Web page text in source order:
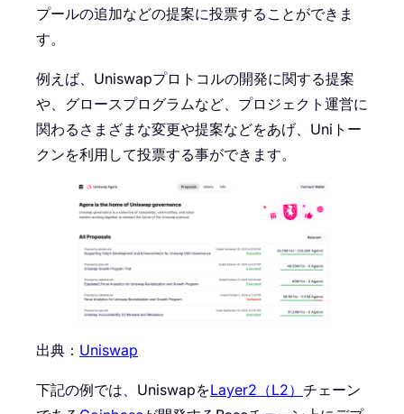
プールの追加などの提案に投票することができま
す。
例えば、Uniswapプロトコルの開発に関する提案
や、グロースプログラムなど、プロジェクト運営に
関わるさまざまな変更や提案などをあげ、Uniトー
クンを利用して投票する事ができます。
出典： Uniswap
下記の例では、UniswapをLayer2（L2） チェーン